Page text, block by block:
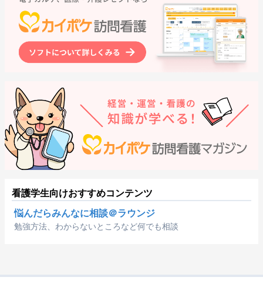
看護学生向けおすすめコンテンツ
悩んだらみんなに相談＠ラウンジ
勉強方法、わからないところなど何でも相談